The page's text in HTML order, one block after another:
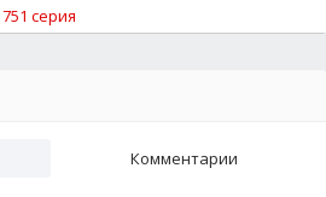
751 серия
Комментарии